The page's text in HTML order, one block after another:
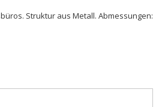
Struktur aus Metall. Abmessungen: